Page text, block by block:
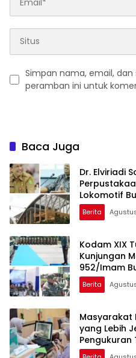
Simpan nama, email,
peramban ini untuk
Baca Juga
Dr. Elviriadi
Lokomotif
Berita
Kodam XIX
Kunjungan
952/Imam
Satuan
Berita
Masyarakat
yang Lebih
Pengukuran